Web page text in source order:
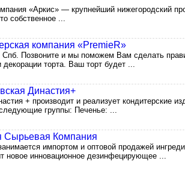
«Аркис» — крупнейший нижегородский
собственное ...
компания «PremieR»
Спб. Позвоните и мы поможем Вам сделать
торта. Ваш торт будет ...
Династия+
+ производит и реализует кондитерские
группы: Печенье: ...
Компания
импортом и оптовой продажей
новое инновационное дезинфецирующее ...